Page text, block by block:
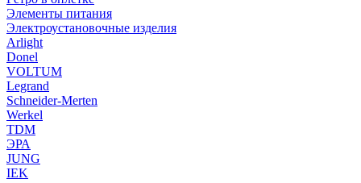
Элементы питания
Электроустановочные изделия
Arlight
Donel
VOLTUM
Legrand
Schneider-Merten
Werkel
TDM
ЭРА
JUNG
IEK